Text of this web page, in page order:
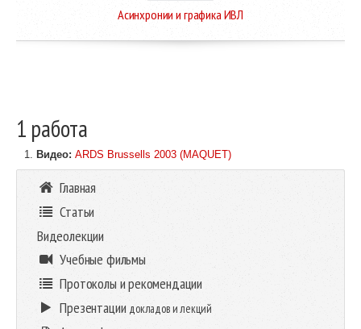
Асинхронии и графика ИВЛ
1 работа
Видео: ARDS Brussells 2003 (MAQUET)
Главная
Статьи
Видеолекции
Учебные фильмы
Протоколы и рекомендации
Презентации докладов и лекций